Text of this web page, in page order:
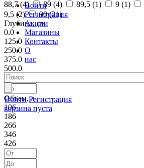
Войти
Регистрация
Акции
Магазины
Контакты
О
нас
Войти Регистрация
корзина пуста
88,7 (4) 89 (4) 89,5 (1) 9 (1)
9,5 (2) 90 (21)
Глубина, см
0.0
125.0
250.0
375.0
500.0
Объем, л
106
186
266
346
426